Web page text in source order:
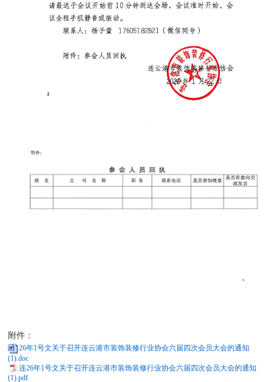
附件：
26年1号文关于召开连云港市装饰装修行业协会六届四次会员大会的通知
(1).doc
连26年1号文关于召开连云港市装饰装修行业协会六届四次会员大会的通知
(1).pdf